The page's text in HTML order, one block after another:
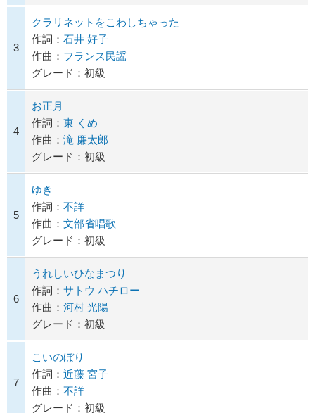
3
クラリネットをこわしちゃった
作詞： 石井 好子
作曲： フランス民謡
グレード：初級
4
お正月
作詞： 東 くめ
作曲： 滝 廉太郎
グレード：初級
5
ゆき
作詞： 不詳
作曲： 文部省唱歌
グレード：初級
6
うれしいひなまつり
作詞： サトウ ハチロー
作曲： 河村 光陽
グレード：初級
7
こいのぼり
作詞： 近藤 宮子
作曲： 不詳
グレード：初級